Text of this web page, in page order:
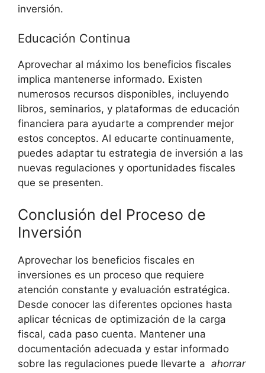
inversión.
Educación Continua
Aprovechar al máximo los beneficios fiscales
implica mantenerse informado. Existen‍
numerosos recursos disponibles, incluyendo
libros, seminarios, y plataformas de‌ educación ​
financiera para ​ayudarte‍ a comprender mejor
estos conceptos. Al educarte ⁢continuamente,
puedes adaptar tu estrategia de inversión a las
nuevas regulaciones y oportunidades fiscales
que se presenten.
Conclusión del Proceso de
Inversión
Aprovechar los beneficios fiscales en
inversiones es un proceso que requiere
atención constante y evaluación estratégica.
Desde conocer ‍las diferentes opciones hasta
aplicar técnicas de optimización de la carga
fiscal, cada paso cuenta. Mantener una
documentación adecuada y estar informado
sobre las ‍regulaciones puede llevarte a ‌ ahorrar